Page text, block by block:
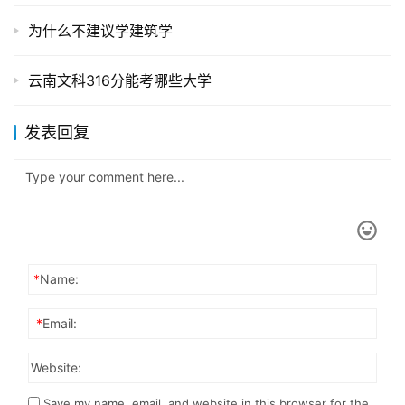
为什么不建议学建筑学
云南文科316分能考哪些大学
发表回复
*Name:
*Email:
Website: